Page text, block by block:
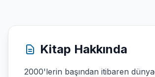
Kitap Hakkında
2000'lerin başından itibaren